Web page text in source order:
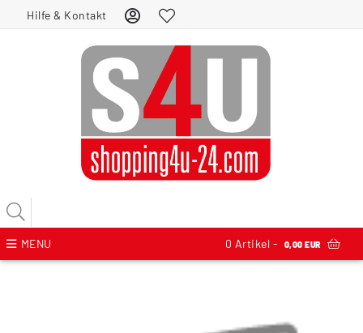
Hilfe & Kontakt
MENU 0 Artikel - 0,00 EUR